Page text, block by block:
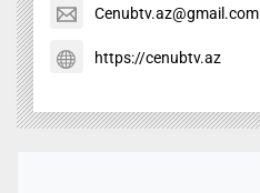
Cenubtv.az@gmail.com
https://cenubtv.az